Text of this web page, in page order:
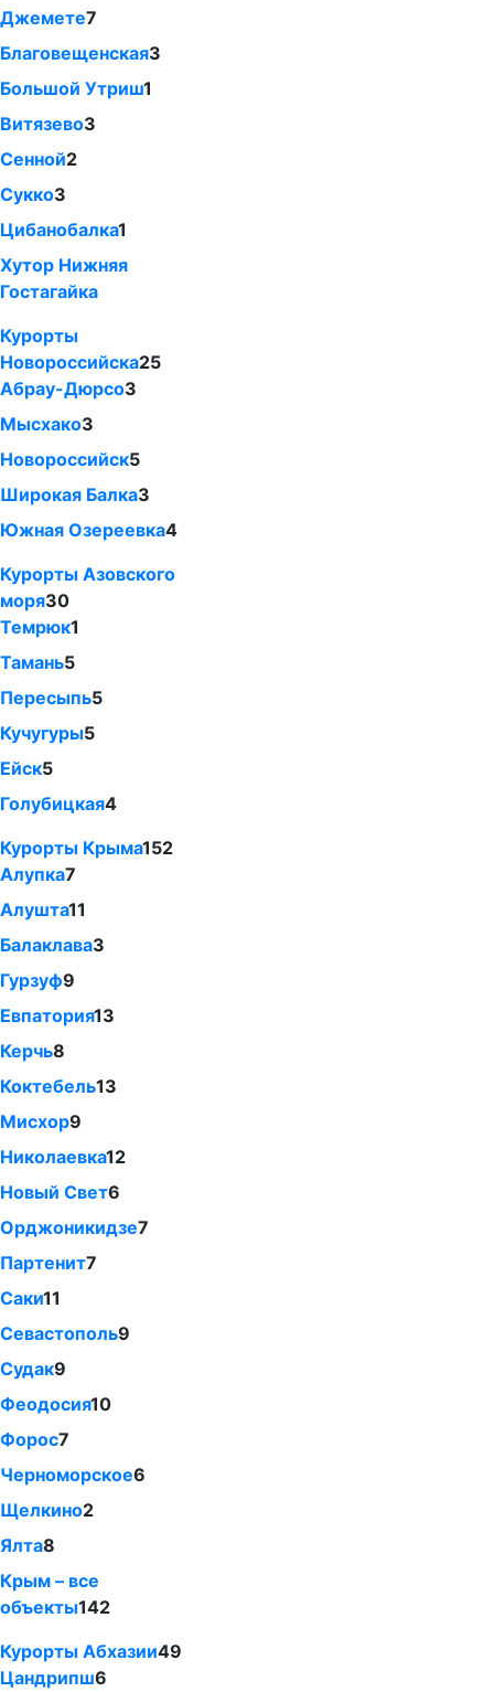
Джемете7
Благовещенская3
Большой Утриш1
Витязево3
Сенной2
Сукко3
Цибанобалка1
Хутор Нижняя
Гостагайка
Курорты
Новороссийска25
Абрау-Дюрсо3
Мысхако3
Новороссийск5
Широкая Балка3
Южная Озереевка4
Курорты Азовского
моря30
Темрюк1
Тамань5
Пересыпь5
Кучугуры5
Ейск5
Голубицкая4
Курорты Крыма152
Алупка7
Алушта11
Балаклава3
Гурзуф9
Евпатория13
Керчь8
Коктебель13
Мисхор9
Николаевка12
Новый Свет6
Орджоникидзе7
Партенит7
Саки11
Севастополь9
Судак9
Феодосия10
Форос7
Черноморское6
Щелкино2
Ялта8
Крым – все
объекты142
Курорты Абхазии49
Цандрипш6